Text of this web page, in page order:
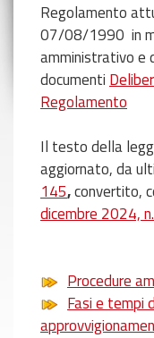
Regolamento
07/08/1990 in
amministrativo e
documenti
Regolamento
Il testo della
aggiornato, da
145,convertito,
dicembre 2024,
Procedure
Fasi e tempi